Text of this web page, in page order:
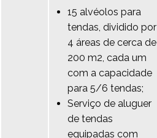
15 alvéolos para
tendas, dividido por
4 áreas de cerca de
200 m2, cada um
com a capacidade
para 5/6 tendas;
Serviço de aluguer
de tendas
equipadas com